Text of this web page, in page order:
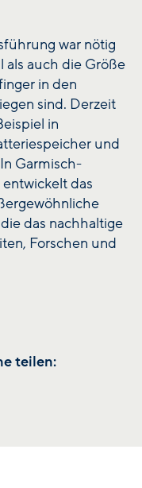
war nötig
als auch die Größe
in den
sind. Derzeit
in
und
Garmisch-
das
das nachhaltige
Forschen und
teilen: